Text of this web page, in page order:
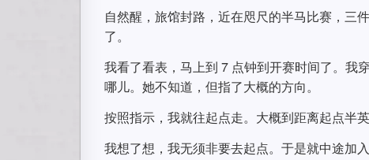
自然醒，旅馆封路，近在咫尺的半马比赛，三
了。
我看了看表，马上到 7 点钟到开赛时间了。我
哪儿。她不知道，但指了大概的方向。
按照指示，我就往起点走。大概到距离起点半
我想了想，我无须非要去起点。于是就中途加